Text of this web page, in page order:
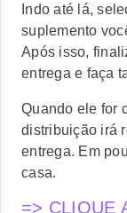
Indo até lá,
suplemento
Após isso,
entrega e faça
Quando ele for
distribuição irá
entrega. Em
casa.
=> CLIQUE